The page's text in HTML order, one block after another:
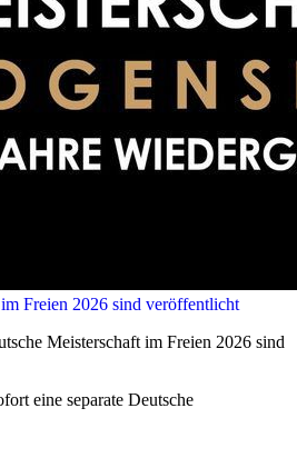
Freien 2026 sind veröffentlicht
Meisterschaft im Freien 2026 sind
eine separate Deutsche